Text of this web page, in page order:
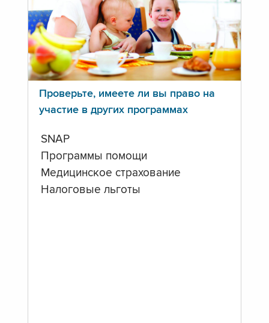
Проверьте, имеете ли вы право на
участие в других программах
SNAP
Программы помощи
Медицинское страхование
Налоговые льготы